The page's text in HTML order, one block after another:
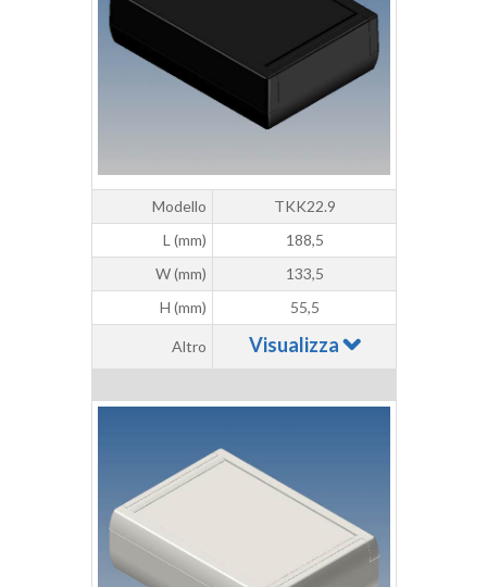
Modello
TKK22.9
L (mm)
188,5
W (mm)
133,5
H (mm)
55,5
Altro Visualizza